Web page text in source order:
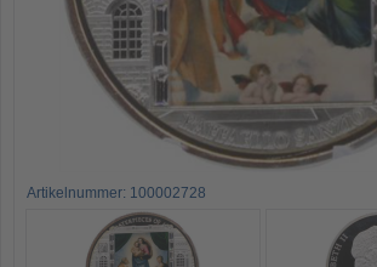
Artikelnummer: 100002728